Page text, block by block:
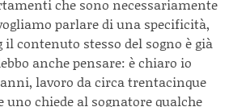
che sono necessariamente
parlare di una specificità,
il contenuto stesso del sogno è già
anche pensare: è chiaro io
lavoro da circa trentacinque
uno chiede al sognatore qualche